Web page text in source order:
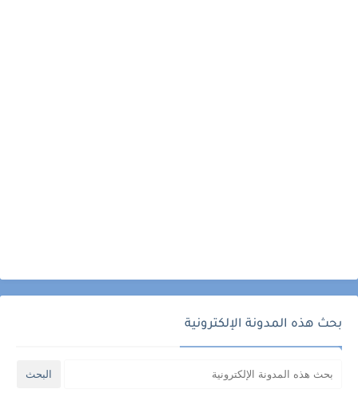
بحث هذه المدونة الإلكترونية